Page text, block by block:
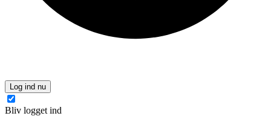
Log ind nu
Bliv logget ind